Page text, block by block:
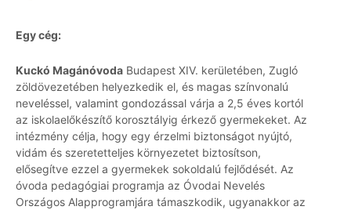
Egy cég:
Kuckó Magánóvoda Budapest XIV. kerületében, Zugló
zöldövezetében helyezkedik el, és magas színvonalú
neveléssel, valamint gondozással várja a 2,5 éves kortól
az iskolaelőkészítő korosztályig érkező gyermekeket. Az
intézmény célja, hogy egy érzelmi biztonságot nyújtó,
vidám és szeretetteljes környezetet biztosítson,
elősegítve ezzel a gyermekek sokoldalú fejlődését. Az
óvoda pedagógiai programja az Óvodai Nevelés
Országos Alapprogramjára támaszkodik, ugyanakkor az